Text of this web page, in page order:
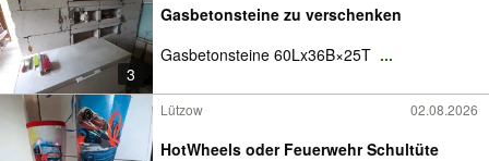
3
Gasbetonsteine zu verschenken
Gasbetonsteine 60Lx36B×25T ...
Lützow 02.08.2026
HotWheels oder Feuerwehr Schultüte